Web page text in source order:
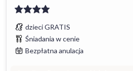
dzieci GRATIS
Śniadania w cenie
Bezpłatna anulacja